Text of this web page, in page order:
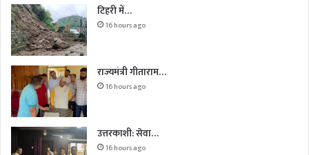
टिहरी में…
16 hours ago
राज्यमंत्री गीताराम…
16 hours ago
उत्तरकाशी: सेवा…
16 hours ago